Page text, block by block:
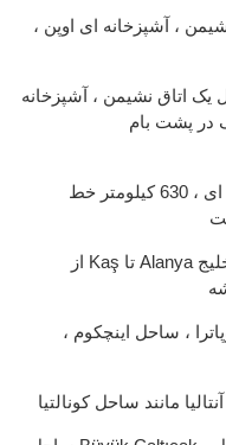
نشیمن ، آشپزخانه ای اوپن ،
یک اتاق نشیمن ، آشپزخانه
در پشت بام
نزدیک به 300 روز آفتابی ، دریای فیروزه ای ، 630 کیلومتر خط
از Kaş تا Alanya سواحل شنی آنتالیا شامل ساحل لارا ، خلیج
، ساحل اینچکوم ،
مانند ساحل کونالتیا